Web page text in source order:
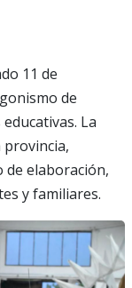
11 de
de
La
de elaboración,
y familiares.